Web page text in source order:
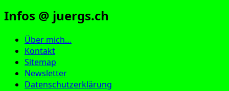
Infos @ juergs.ch
Über mich…
Kontakt
Sitemap
Newsletter
Datenschutzerklärung